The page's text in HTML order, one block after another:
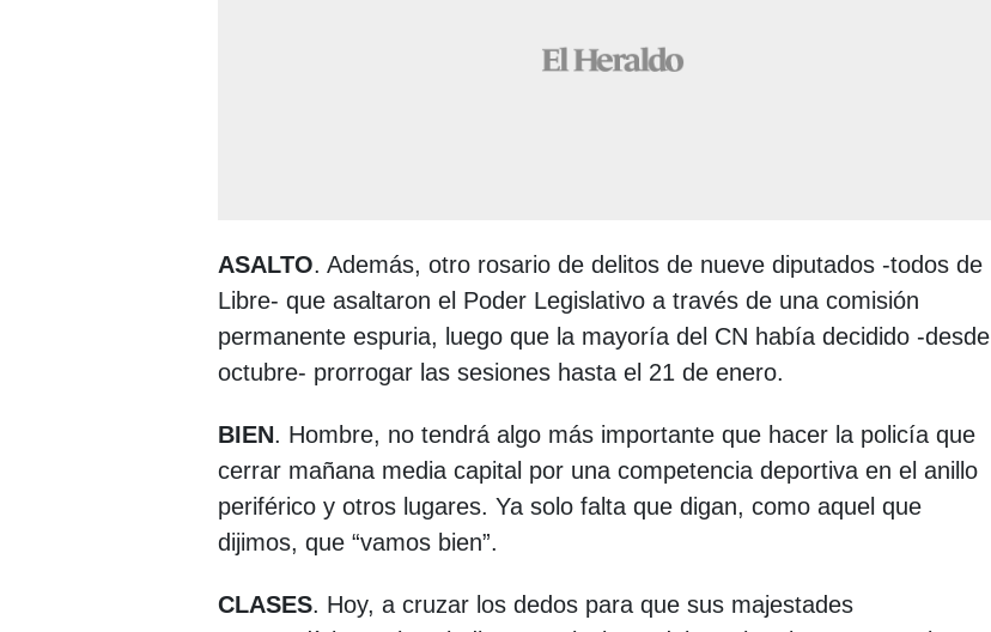
ASALTO. Además, otro rosario de delitos de nueve diputados -todos de
Libre- que asaltaron el Poder Legislativo a través de una comisión
permanente espuria, luego que la mayoría del CN había decidido -desde
octubre- prorrogar las sesiones hasta el 21 de enero.
BIEN. Hombre, no tendrá algo más importante que hacer la policía que
cerrar mañana media capital por una competencia deportiva en el anillo
periférico y otros lugares. Ya solo falta que digan, como aquel que
dijimos, que “vamos bien”.
CLASES. Hoy, a cruzar los dedos para que sus majestades